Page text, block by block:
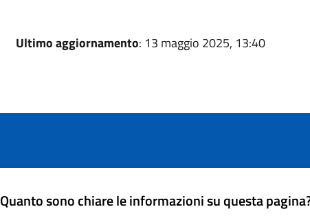
Ultimo aggiornamento: 13 maggio 2025, 13:40
Quanto sono chiare le informazioni su questa